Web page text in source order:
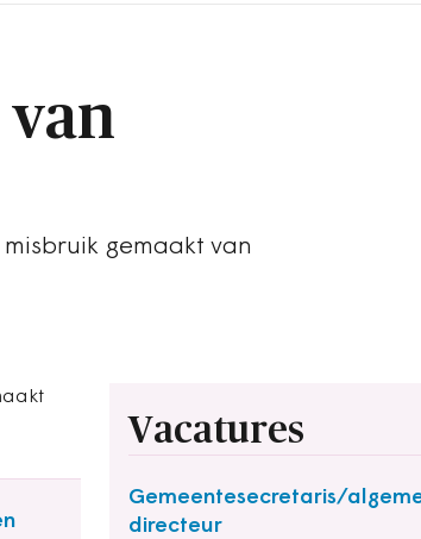
gemaakt van
Vacatures
Gemeentesecretaris/
directeur